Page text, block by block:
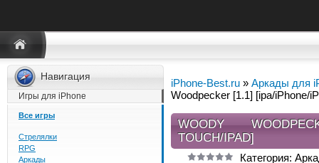
Навигация
Игры для iPhone
Все игры
Стрелялки
RPG
Аркады
iPhone-Best.ru » Аркады для
Woodpecker [1.1] [ipa/iPhone/
WOODY
TOUCH/IPAD]
Категория: